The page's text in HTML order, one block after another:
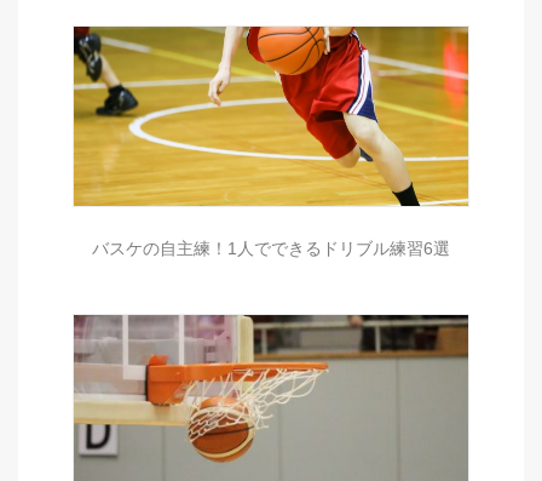
バスケの自主練！1人でできるドリブル練習6選